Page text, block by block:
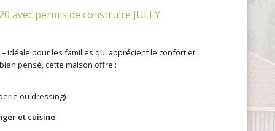
avec permis de construire JULLY
idéale pour les familles qui apprécient le confort et
pensé, cette maison offre :
ou dressing)
et cuisine